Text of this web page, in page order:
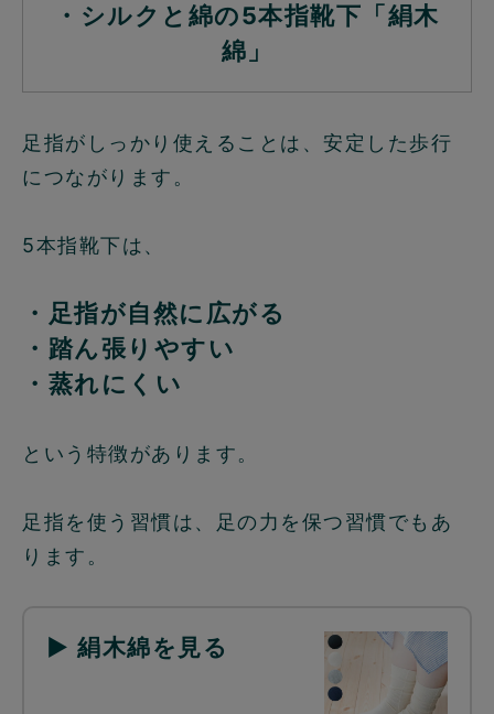
・シルクと綿の5本指靴下「絹木
綿」
足指がしっかり使えることは、安定した歩行
につながります。
5本指靴下は、
・足指が自然に広がる
・踏ん張りやすい
・蒸れにくい
という特徴があります。
足指を使う習慣は、足の力を保つ習慣でもあ
ります。
▶ 絹木綿を見る